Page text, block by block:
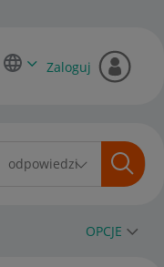
Zaloguj
OPCJE